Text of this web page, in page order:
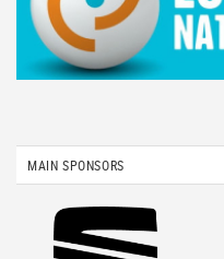
MAIN SPONSORS